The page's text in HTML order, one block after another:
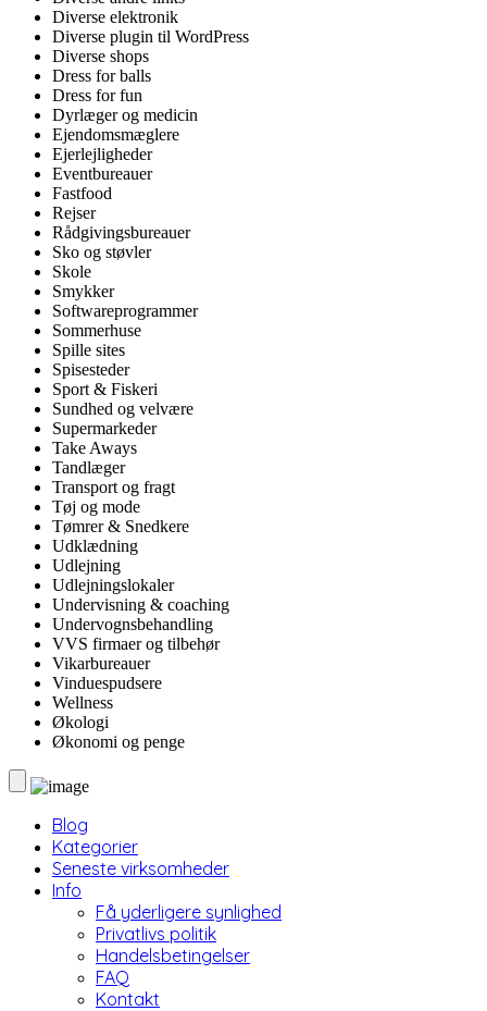
Diverse elektronik
Diverse plugin til WordPress
Diverse shops
Dress for balls
Dress for fun
Dyrlæger og medicin
Ejendomsmæglere
Ejerlejligheder
Eventbureauer
Fastfood
Rejser
Rådgivingsbureauer
Sko og støvler
Skole
Smykker
Softwareprogrammer
Sommerhuse
Spille sites
Spisesteder
Sport & Fiskeri
Sundhed og velvære
Supermarkeder
Take Aways
Tandlæger
Transport og fragt
Tøj og mode
Tømrer & Snedkere
Udklædning
Udlejning
Udlejningslokaler
Undervisning & coaching
Undervognsbehandling
VVS firmaer og tilbehør
Vikarbureauer
Vinduespudsere
Wellness
Økologi
Økonomi og penge
Blog
Kategorier
Seneste virksomheder
Info
Få yderligere synlighed
Privatlivs politik
Handelsbetingelser
FAQ
Kontakt